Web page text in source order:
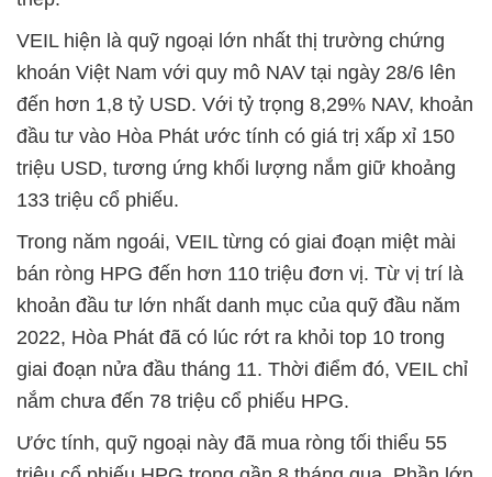
VEIL hiện là quỹ ngoại lớn nhất thị trường chứng
khoán Việt Nam với quy mô NAV tại ngày 28/6 lên
đến hơn 1,8 tỷ USD. Với tỷ trọng 8,29% NAV, khoản
đầu tư vào Hòa Phát ước tính có giá trị xấp xỉ 150
triệu USD, tương ứng khối lượng nắm giữ khoảng
133 triệu cổ phiếu.
Trong năm ngoái, VEIL từng có giai đoạn miệt mài
bán ròng HPG đến hơn 110 triệu đơn vị. Từ vị trí là
khoản đầu tư lớn nhất danh mục của quỹ đầu năm
2022, Hòa Phát đã có lúc rớt ra khỏi top 10 trong
giai đoạn nửa đầu tháng 11. Thời điểm đó, VEIL chỉ
nắm chưa đến 78 triệu cổ phiếu HPG.
Ước tính, quỹ ngoại này đã mua ròng tối thiểu 55